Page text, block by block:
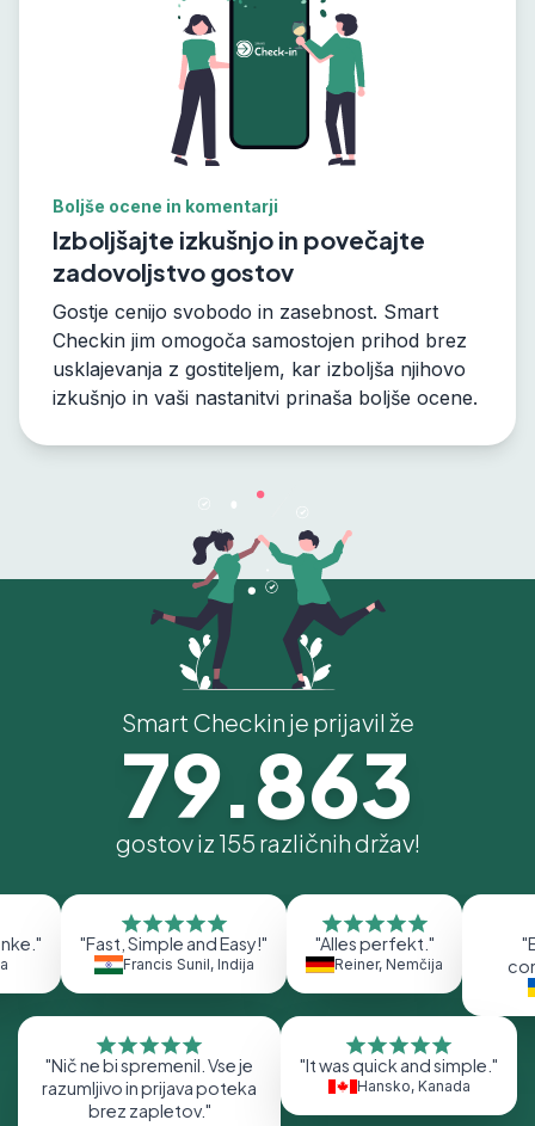
Boljše ocene in komentarji
Izboljšajte izkušnjo in povečajte
zadovoljstvo gostov
Gostje cenijo svobodo in zasebnost. Smart
Checkin jim omogoča samostojen prihod brez
usklajevanja z gostiteljem, kar izboljša njihovo
izkušnjo in vaši nastanitvi prinaša boljše ocene.
Smart Checkin je prijavil že
79.863
gostov iz 155 različnih držav!
" "Fast, Simple and Easy!"
Francis Sunil, Indija
"Alles perfekt. "
Reiner, Nemčija
"
"Nič ne bi spremenil. Vse je
razumljivo in prijava poteka
brez zapletov."
"It was quick and simple. "
Hansko, Kanada